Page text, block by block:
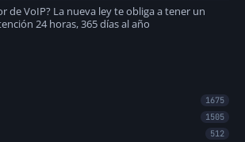
de VoIP? La nueva ley te obliga a tener un
24 horas, 365 días al año
1675
1505
512